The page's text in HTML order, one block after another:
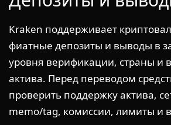
Kraken поддерживает
фиатные депозиты и выводы в
уровня верификации, страны и
актива. Перед переводом
проверить поддержку актива,
memo/tag, комиссии, лимиты и